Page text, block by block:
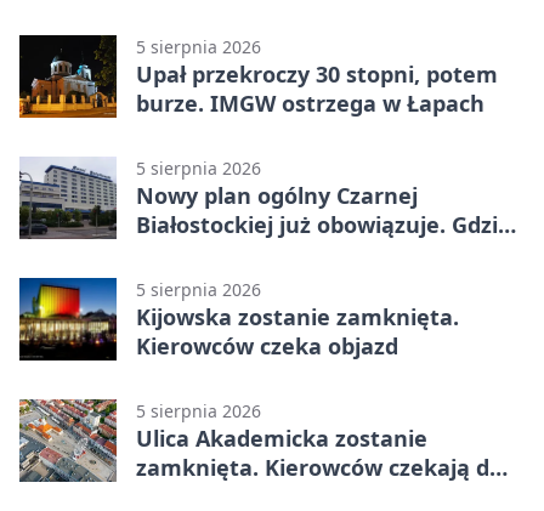
5 sierpnia 2026
Upał przekroczy 30 stopni, potem
burze. IMGW ostrzega w Łapach
5 sierpnia 2026
Nowy plan ogólny Czarnej
Białostockiej już obowiązuje. Gdzie
5 sierpnia 2026
Kijowska zostanie zamknięta.
Kierowców czeka objazd
5 sierpnia 2026
Ulica Akademicka zostanie
zamknięta. Kierowców czekają dwa